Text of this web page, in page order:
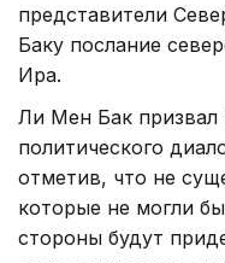
представители
Баку послание
Ира.
Ли Мен Бак
политического
отметив, что не
которые не могли
стороны будут